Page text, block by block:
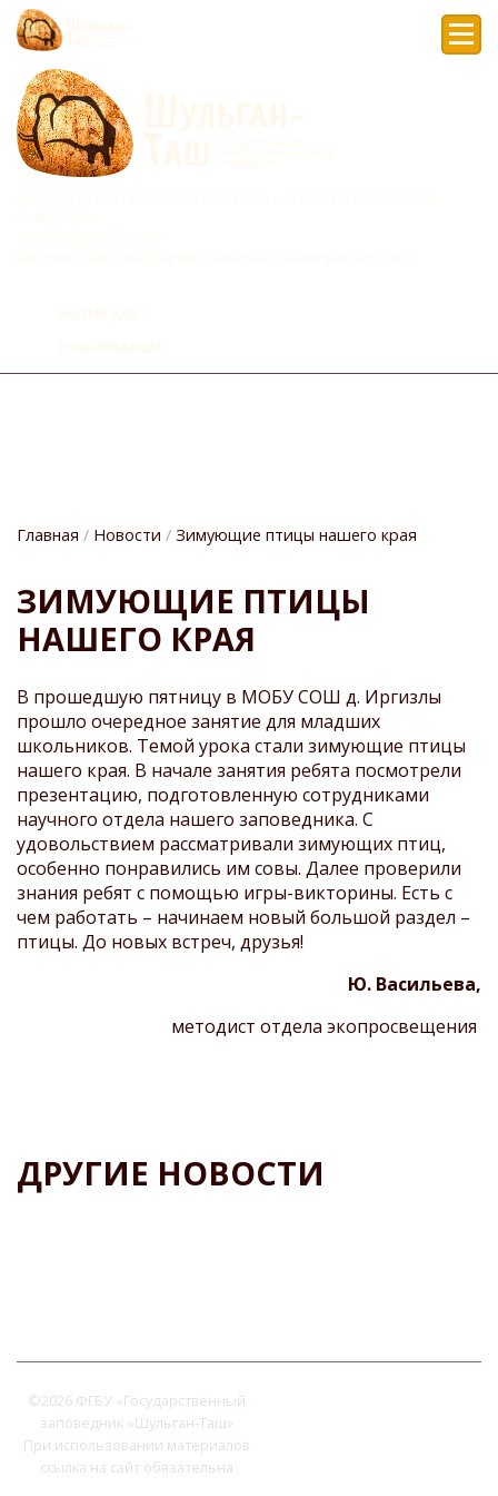
СТРОКА
НАВИГАЦИИ
Главная Новости Зимующие птицы нашего края
ЗИМУЮЩИЕ ПТИЦЫ
НАШЕГО КРАЯ
В прошедшую пятницу в МОБУ СОШ д. Иргизлы
прошло очередное занятие для младших
школьников. Темой урока стали зимующие птицы
нашего края. В начале занятия ребята посмотрели
презентацию, подготовленную сотрудниками
научного отдела нашего заповедника. С
удовольствием рассматривали зимующих птиц,
особенно понравились им совы. Далее проверили
знания ребят с помощью игры-викторины. Есть с
чем работать – начинаем новый большой раздел –
птицы. До новых встреч, друзья!
Ю. Васильева,
методист отдела экопросвещения
ДРУГИЕ НОВОСТИ
©2026 ФГБУ «Государственный
заповедник «Шульган-Таш»
При использовании материалов
ссылка на сайт обязательна